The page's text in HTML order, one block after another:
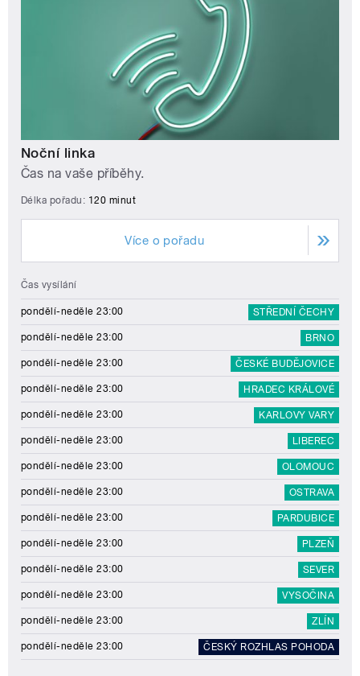
Noční linka
Čas na vaše příběhy.
Délka pořadu: 120 minut
Více o pořadu
Čas vysílání
pondělí-neděle 23:00 STŘEDNÍ ČECHY
pondělí-neděle 23:00 BRNO
pondělí-neděle 23:00 ČESKÉ BUDĚJOVICE
pondělí-neděle 23:00 HRADEC KRÁLOVÉ
pondělí-neděle 23:00 KARLOVY VARY
pondělí-neděle 23:00 LIBEREC
pondělí-neděle 23:00 OLOMOUC
pondělí-neděle 23:00 OSTRAVA
pondělí-neděle 23:00 PARDUBICE
pondělí-neděle 23:00 PLZEŇ
pondělí-neděle 23:00 SEVER
pondělí-neděle 23:00 VYSOČINA
pondělí-neděle 23:00 ZLÍN
pondělí-neděle 23:00 ČESKÝ ROZHLAS POHODA